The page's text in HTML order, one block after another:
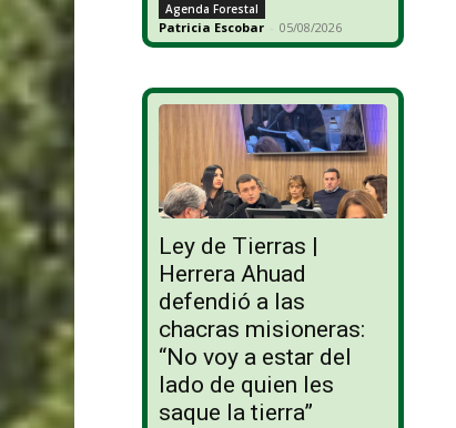
Agenda Forestal
Patricia Escobar - 05/08/2026
Ley de Tierras |
Herrera Ahuad
defendió a las
chacras misioneras:
“No voy a estar del
lado de quien les
saque la tierra”